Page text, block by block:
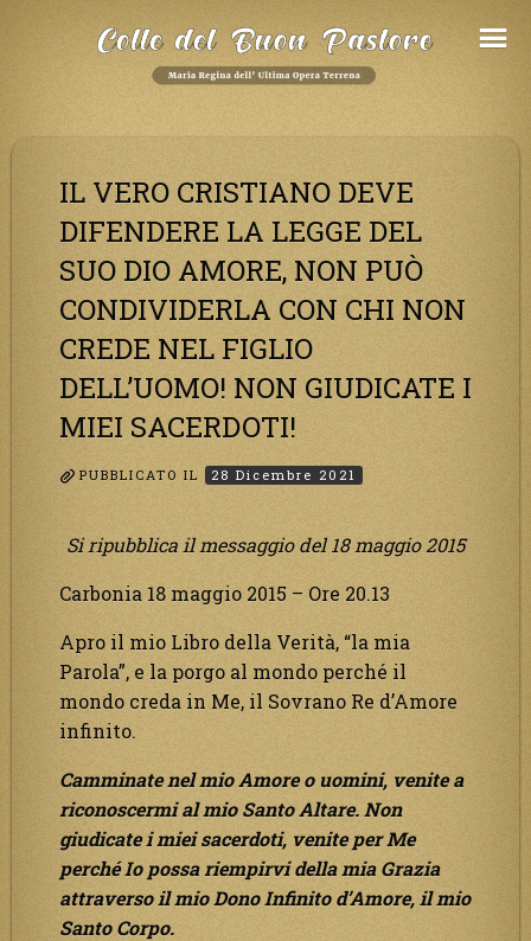
IL VERO CRISTIANO DEVE
DIFENDERE LA LEGGE DEL
SUO DIO AMORE, NON PUÒ
CONDIVIDERLA CON CHI NON
CREDE NEL FIGLIO
DELL’UOMO! NON GIUDICATE I
MIEI SACERDOTI!
PUBBLICATO IL 28 Dicembre 2021
Si ripubblica il messaggio del 18 maggio 2015
Carbonia 18 maggio 2015 – Ore 20.13
Apro il mio Libro della Verità, “la mia
Parola”, e la porgo al mondo perché il
mondo creda in Me, il Sovrano Re d’Amore
infinito.
Camminate nel mio Amore o uomini, venite a
riconoscermi al mio Santo Altare. Non
giudicate i miei sacerdoti, venite per Me
perché Io possa riempirvi della mia Grazia
attraverso il mio Dono Infinito d’Amore, il mio
Santo Corpo.